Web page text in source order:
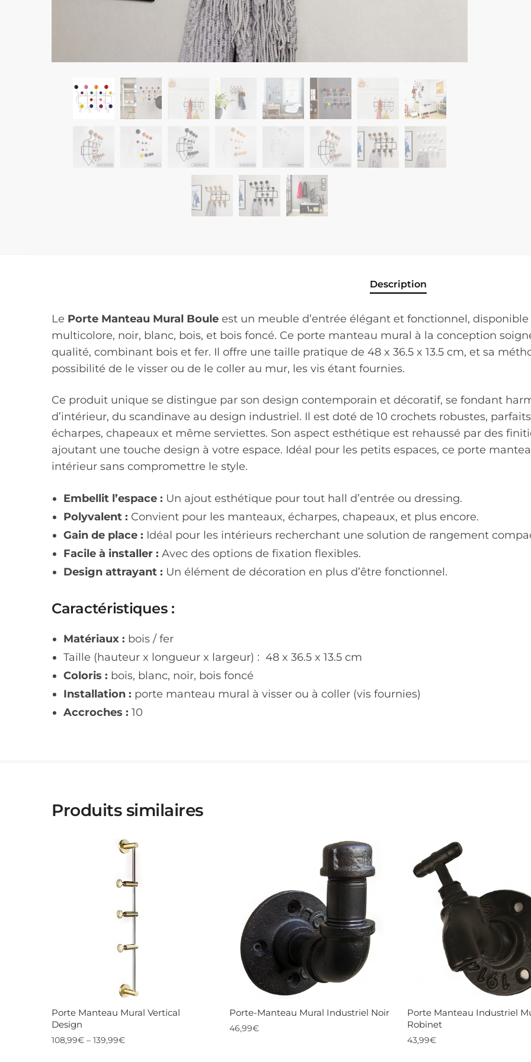
Description
Le Porte Manteau Mural Boule est un meuble d’entrée élégant et fonctionnel,
multicolore, noir, blanc, bois, et bois foncé. Ce porte manteau mural à la conception
qualité, combinant bois et fer. Il offre une taille pratique de 48 x 36.5 x 13.5 cm, et sa
possibilité de le visser ou de le coller au mur, les vis étant fournies.
Ce produit unique se distingue par son design contemporain et décoratif, se fondant
d’intérieur, du scandinave au design industriel. Il est doté de 10 crochets robustes,
écharpes, chapeaux et même serviettes. Son aspect esthétique est rehaussé par des
ajoutant une touche design à votre espace. Idéal pour les petits espaces, ce porte
intérieur sans compromettre le style.
Embellit l’espace : Un ajout esthétique pour tout hall d’entrée ou dressing.
Polyvalent : Convient pour les manteaux, écharpes, chapeaux, et plus encore.
Gain de place : Idéal pour les intérieurs recherchant une solution de rangement
Facile à installer : Avec des options de fixation flexibles.
Design attrayant : Un élément de décoration en plus d’être fonctionnel.
Caractéristiques :
Matériaux : bois / fer
Taille (hauteur x longueur x largeur) : 48 x 36.5 x 13.5 cm
Coloris : bois, blanc, noir, bois foncé
Installation : porte manteau mural à visser ou à coller (vis fournies)
Accroches : 10
Produits similaires
Porte Manteau Mural Vertical
Design
108,99€ –139,99€
Porte-Manteau Mural Industriel Noir
46,99€
Porte Manteau Industriel
Robinet
43,99€